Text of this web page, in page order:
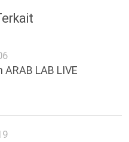
LAB LIVE